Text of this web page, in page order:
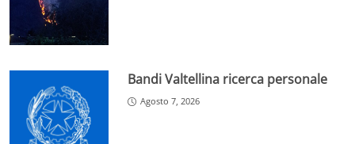
Bandi Valtellina ricerca personale
Agosto 7, 2026